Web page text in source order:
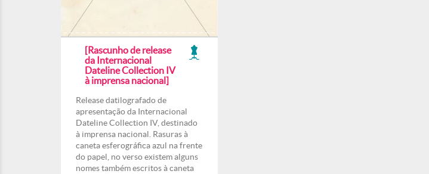
[Rascunho de release
da Internacional
Dateline Collection IV
à imprensa nacional]
Release datilografado de
apresentação da Internacional
Dateline Collection IV, destinado
à imprensa nacional. Rasuras à
caneta esferográfica azul na frente
do papel, no verso existem alguns
nomes também escritos à caneta